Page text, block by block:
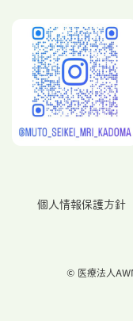
個人情報保護方針
© 医療法人